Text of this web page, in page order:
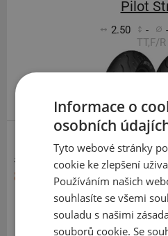
Pilot
2.50 -
TT,F/R
1 690 Kč
840 Kč
SKLADEM
Na prodejně v
Informace o
osobních
Tyto webové stránky
cookie ke zlepšení
Používáním našich
souhlasíte se všemi
souladu s našimi
souborů cookie. Se